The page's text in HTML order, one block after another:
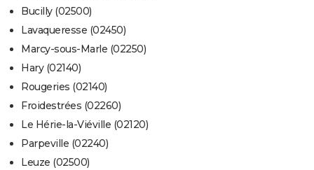
Bucilly (02500)
Lavaqueresse (02450)
Marcy-sous-Marle (02250)
Hary (02140)
Rougeries (02140)
Froidestrées (02260)
Le Hérie-la-Viéville (02120)
Parpeville (02240)
Leuze (02500)